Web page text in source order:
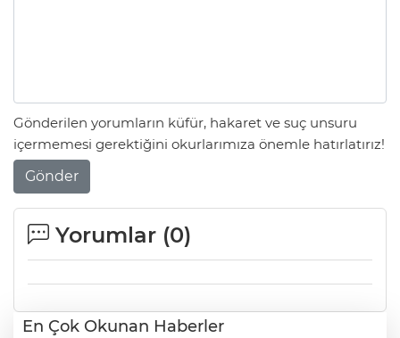
Gönderilen yorumların küfür, hakaret ve suç unsuru
içermemesi gerektiğini okurlarımıza önemle hatırlatırız!
Gönder
Yorumlar (0)
En Çok Okunan Haberler